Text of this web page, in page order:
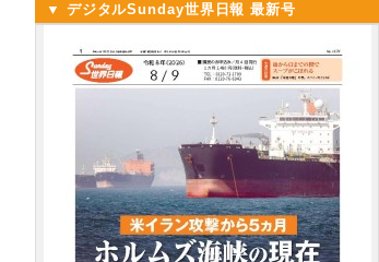
▼ デジタルSunday世界日報 最新号